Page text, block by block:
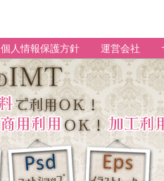
個人情報保護方針 運営会社